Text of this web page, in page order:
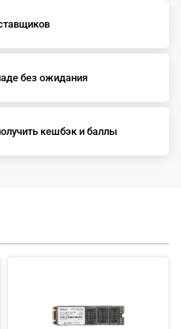
без ожидания
кешбэк и баллы